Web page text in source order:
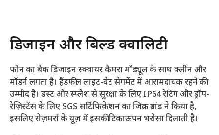
डिजाइन और बिल्ड क्वालिटी
फोन का बैक डिजाइन स्क्वायर कैमरा मॉड्यूल के साथ क्लीन और
मॉडर्न लगता है। हैंडफील लाइट-वेट सेगमेंट में आरामदायक रहने की
उम्मीद है। डस्ट और स्प्लैश से सुरक्षा के लिए IP64 रेटिंग और ड्रॉप-
रेज़िस्टेंस के लिए SGS सर्टिफिकेशन का जिक्र ब्रांड ने किया है,
इसलिए रोज़मर्रा के यूज़ में इसकी टिकाऊपन भरोसा दिलाती है।